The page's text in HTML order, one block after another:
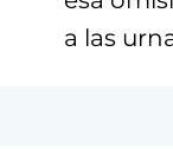
a las